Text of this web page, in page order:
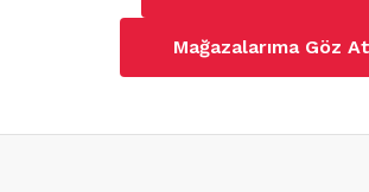
Mağazalarıma Göz At